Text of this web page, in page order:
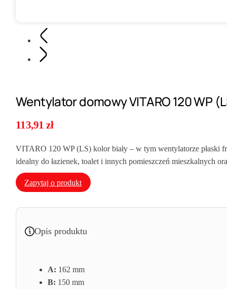
Wentylator domowy VITARO 120 WP
113,91zł
VITARO 120 WP (LS) kolor biały – w tym wentylatorze płaski
idealny do łazienek, toalet i innych pomieszczeń mieszkalnych
Zapytaj o produkt
Opis produktu
A: 162 mm
B: 150 mm